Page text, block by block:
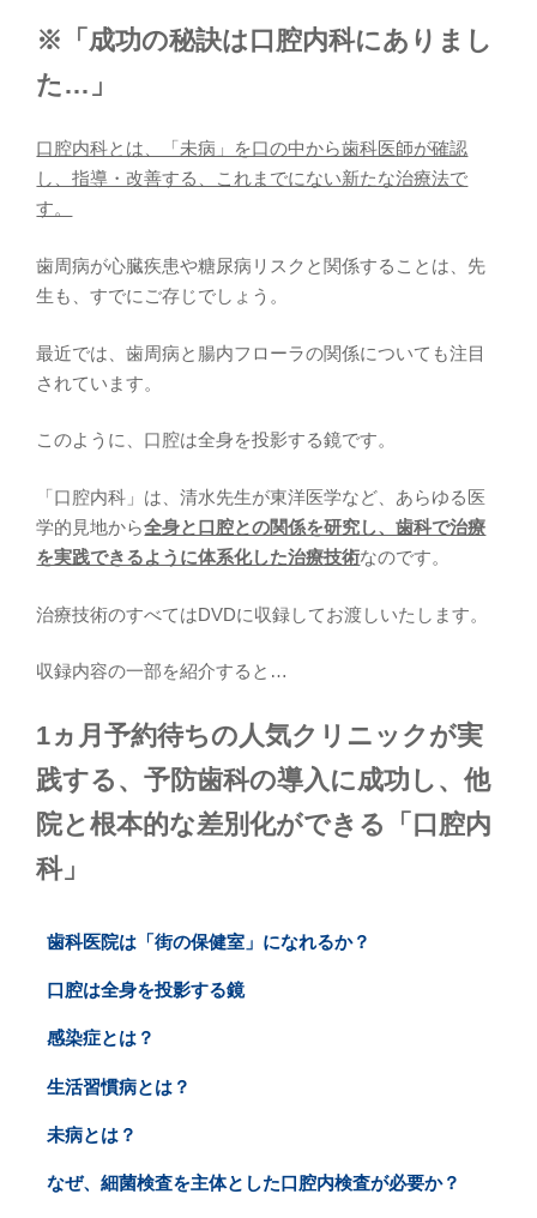
※「成功の秘訣は口腔内科にありまし
た…」
口腔内科とは、「未病」を口の中から歯科医師が確認
し、指導・改善する、これまでにない新たな治療法で
す。
歯周病が心臓疾患や糖尿病リスクと関係することは、先
生も、すでにご存じでしょう。
最近では、歯周病と腸内フローラの関係についても注目
されています。
このように、口腔は全身を投影する鏡です。
「口腔内科」は、清水先生が東洋医学など、あらゆる医
学的見地から全身と口腔との関係を研究し、歯科で治療
を実践できるように体系化した治療技術なのです。
治療技術のすべてはDVDに収録してお渡しいたします。
収録内容の一部を紹介すると…
1ヵ月予約待ちの人気クリニックが実
践する、予防歯科の導入に成功し、他
院と根本的な差別化ができる「口腔内
科」
歯科医院は「街の保健室」になれるか？
口腔は全身を投影する鏡
感染症とは？
生活習慣病とは？
未病とは？
なぜ、細菌検査を主体とした口腔内検査が必要か？